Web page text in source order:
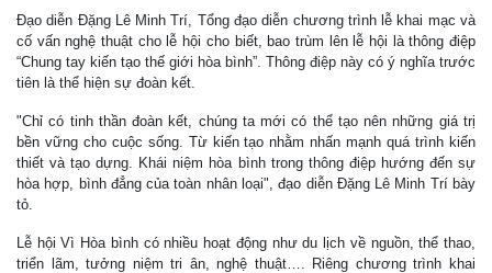
Đạo diễn Đặng Lê Minh Trí, Tổng đạo diễn chương trình lễ khai mạc và
cố vấn nghệ thuật cho lễ hội cho biết, bao trùm lên lễ hội là thông điệp
“Chung tay kiến tạo thế giới hòa bình”. Thông điệp này có ý nghĩa trước
tiên là thể hiện sự đoàn kết.
"Chỉ có tinh thần đoàn kết, chúng ta mới có thể tạo nên những giá trị
bền vững cho cuộc sống. Từ kiến tạo nhằm nhấn mạnh quá trình kiến
thiết và tạo dựng. Khái niệm hòa bình trong thông điệp hướng đến sự
hòa hợp, bình đẳng của toàn nhân loại", đạo diễn Đặng Lê Minh Trí bày
tỏ.
Lễ hội Vì Hòa bình có nhiều hoạt động như du lịch về nguồn, thể thao,
triển lãm, tưởng niệm tri ân, nghệ thuật…. Riêng chương trình khai